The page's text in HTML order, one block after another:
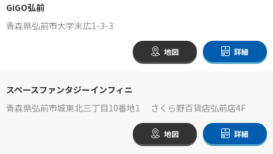
GiGO弘前
青森県弘前市大字末広1-3-3
地図 詳細
スペースファンタジーインフィニ
青森県弘前市城東北三丁目10番地1 さくら野百貨店弘前店4F
地図 詳細